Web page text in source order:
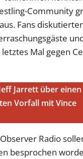
Community
Fans
letztes Mal gegen
Jarrett über einen
Vorfall mit Vince
Radio
besprochen